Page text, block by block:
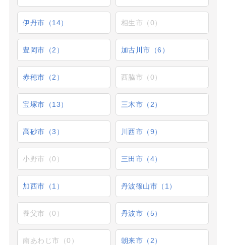
伊丹市（14） 相生市（0）
豊岡市（2） 加古川市（6）
赤穂市（2） 西脇市（0）
宝塚市（13） 三木市（2）
高砂市（3） 川西市（9）
小野市（0） 三田市（4）
加西市（1） 丹波篠山市（1）
養父市（0） 丹波市（5）
南あわじ市（0） 朝来市（2）